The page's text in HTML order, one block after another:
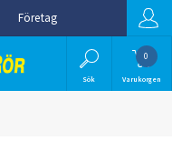
Företag
Sök
0
Varukorgen